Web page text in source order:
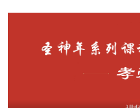
艺术欣赏
政策法规